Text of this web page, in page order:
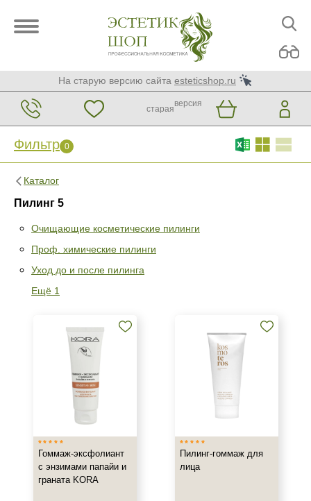
На старую версию сайта esteticshop.ru
старая
версия
Фильтр 0
Каталог
Пилинг 5
Очищающие косметические пилинги
Проф. химические пилинги
Уход до и после пилинга
Ещё 1
Фильтр 0
Проф. химические пилинги
Уход до и после пилинга
ARDEMI
AVAILPROF
Показать еще
Гоммаж-эксфолиант
с энзимами папайи и
граната KORA
Пилинг-гоммаж для
лица